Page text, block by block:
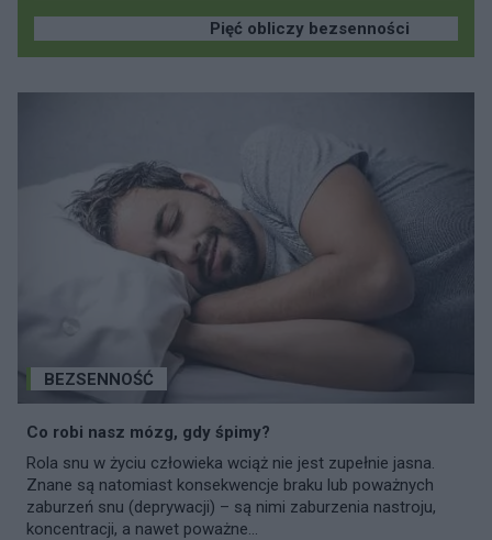
Pięć obliczy bezsenności
BEZSENNOŚĆ
Co robi nasz mózg, gdy śpimy?
Rola snu w życiu człowieka wciąż nie jest zupełnie jasna.
Znane są natomiast konsekwencje braku lub poważnych
zaburzeń snu (deprywacji) – są nimi zaburzenia nastroju,
koncentracji, a nawet poważne...